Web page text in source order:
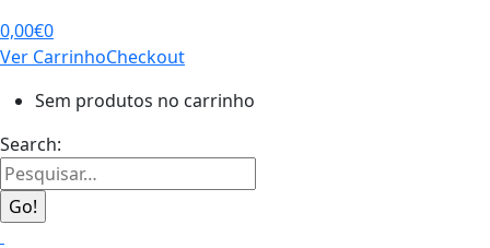
0,00€0
Ver CarrinhoCheckout
Sem produtos no carrinho
Search: